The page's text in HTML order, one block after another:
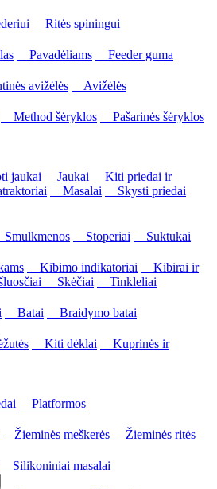
Ritės spiningui
Pavadėliams
Feeder guma
avižėlės
Avižėlės
Method šėryklos
Pašarinės šėryklos
jaukai Jaukai
Kiti priedai ir
Masalai
Skysti priedai
Stoperiai
Suktukai
Kibimo indikatoriai
Kibirai ir
Skėčiai
Tinkleliai
Batai
Braidymo batai
Kiti dėklai
Kuprinės ir
Platformos
Žieminės meškerės
Žieminės ritės
Silikoniniai masalai